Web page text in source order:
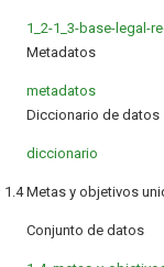
1_2-1_3-base-legal-
Metadatos
metadatos
Diccionario de datos
diccionario
1.4 Metas y objetivos
Conjunto de datos